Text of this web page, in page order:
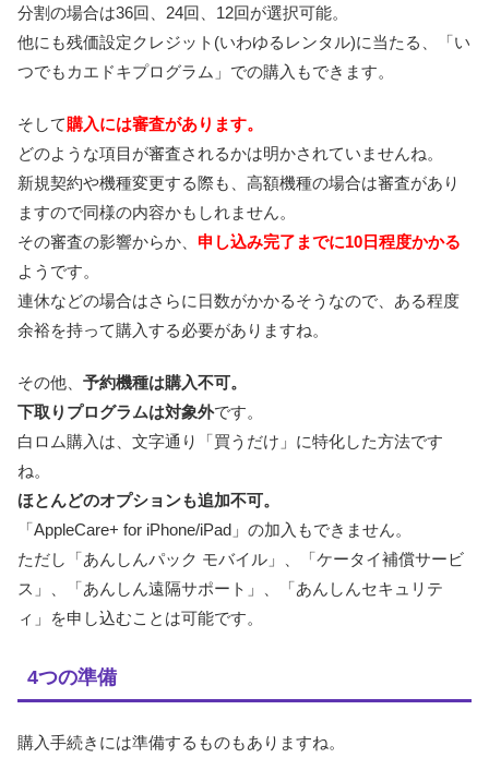
分割の場合は36回、24回、12回が選択可能。
他にも残価設定クレジット(いわゆるレンタル)に当たる、「い
つでもカエドキプログラム」での購入もできます。
そして 購入には審査があります。
どのような項目が審査されるかは明かされていませんね。
新規契約や機種変更する際も、高額機種の場合は審査があり
ますので同様の内容かもしれません。
その審査の影響からか、 申し込み完了までに10日程度かかる
ようです。
連休などの場合はさらに日数がかかるそうなので、ある程度
余裕を持って購入する必要がありますね。
その他、 予約機種は購入不可。
下取りプログラムは対象外です。
白ロム購入は、文字通り「買うだけ」に特化した方法です
ね。
ほとんどのオプションも追加不可。
「AppleCare+ for iPhone/iPad」の加入もできません。
ただし「あんしんパック モバイル」、「ケータイ補償サービ
ス」、「あんしん遠隔サポート」、「あんしんセキュリテ
ィ」を申し込むことは可能です。
4つの準備
購入手続きには準備するものもありますね。